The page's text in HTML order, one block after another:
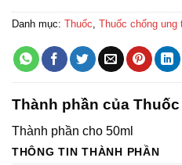
Danh mục: Thuốc Thuốc chống ung
Thành phần của
Thành phần cho 50ml
THÔNG TIN THÀNH PHẦN